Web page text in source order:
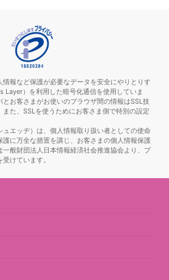
報など保護が必要なデータを安全にやりとりす
Layer）を利用した暗号化通信を使用していま
お客さまがお使いのブラウザ間の情報はSSL技
た、SSLを使うためにお客さま側で特別の設定
ュエッヂ）は、個人情報取り扱い者としての使命
護に万全な措置を講じ、お客さまの個人情報保護
一般財団法人日本情報経済社会推進協会より、プ
けています。